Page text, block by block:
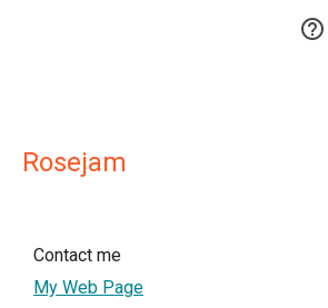

Rosejam
Contact me
My Web Page